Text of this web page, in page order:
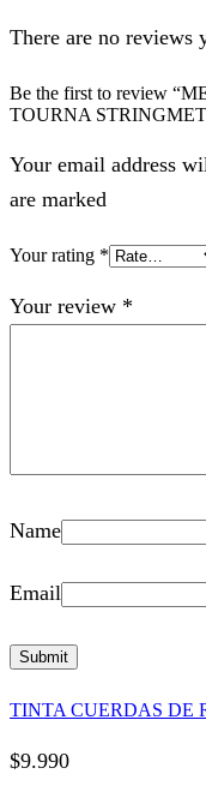
There are no reviews
Be the first to review
TOURNA
Your email address
are marked
Your rating *
Your review *
Name
Email
TINTA CUERDAS DE
$9.990